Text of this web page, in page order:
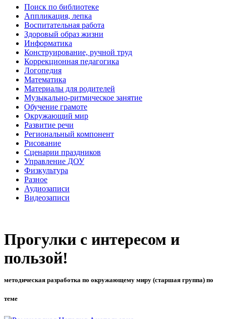
Поиск по библиотеке
Аппликация, лепка
Воспитательная работа
Здоровый образ жизни
Информатика
Конструирование, ручной труд
Коррекционная педагогика
Логопедия
Математика
Материалы для родителей
Музыкально-ритмическое занятие
Обучение грамоте
Окружающий мир
Развитие речи
Региональный компонент
Рисование
Сценарии праздников
Управление ДОУ
Физкультура
Разное
Аудиозаписи
Видеозаписи
Прогулки с интересом и
пользой!
методическая разработка по окружающему миру (старшая группа) по
теме